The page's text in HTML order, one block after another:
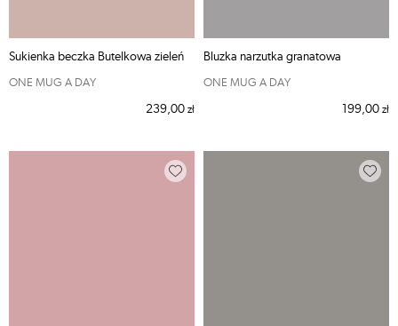
Sukienka beczka Butelkowa zieleń
ONE MUG A DAY
239,00 zł
Bluzka narzutka granatowa
ONE MUG A DAY
199,00 zł